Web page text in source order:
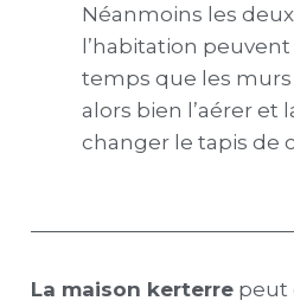
Néanmoins les
l’habitation
temps que les
alors bien l’aérer et
changer le tapis de
La maison kerterre peut